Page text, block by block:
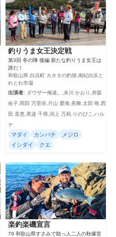
釣りうま女王決定戦
第3回 冬の陣 後編 新たな釣りうま女王は
誰だ！
和歌山県 白浜町 カタタの釣堀,南紀白浜と
れとれ市場
出演者: ダウザー俺達。,末川 かおり,井阪
祐子,岡田 万里奈,片山 愛海,美舞,太田 唯,西
田 直恵,美波 千尋,渕上 万莉,りのぴこ,ハル
ナ
マダイ カンパチ
メジロ
イシダイ
クエ
楽釣楽磯宣言
79 和歌山県すさみで助っ人二人の秋爆宣